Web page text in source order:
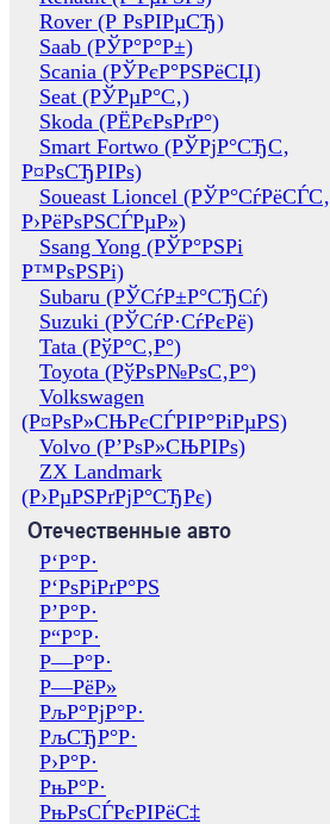
Rover (Р РѕРІРµСЂ)
Saab (РЎР°Р°Р±)
Scania (РЎРєР°РЅРёСЏ)
Seat (РЎРµР°С‚)
Skoda (РЁРєРѕРґР°)
Smart Fortwo (РЎРјР°СЂС‚
Р¤РѕСЂРІРѕ)
Soueast Lioncel (РЎР°СѓРёСЃС‚
Р›РёРѕРЅСЃРµР»)
Ssang Yong (РЎР°РЅРі
Р™РѕРЅРі)
Subaru (РЎСѓР±Р°СЂСѓ)
Suzuki (РЎСѓР·СѓРєРё)
Tata (РўР°С‚Р°)
Toyota (РўРѕР№РѕС‚Р°)
Volkswagen
(Р¤РѕР»СЊРєСЃРІР°РіРµРЅ)
Volvo (Р’РѕР»СЊРІРѕ)
ZX Landmark
(Р›РµРЅРґРјР°СЂРє)
Отечественные авто
Р‘Р°Р·
Р‘РѕРіРґР°РЅ
Р’Р°Р·
Р“Р°Р·
Р—Р°Р·
Р—РёР»
РљР°РјР°Р·
РљСЂР°Р·
Р›Р°Р·
РњР°Р·
РњРѕСЃРєРІРёС‡